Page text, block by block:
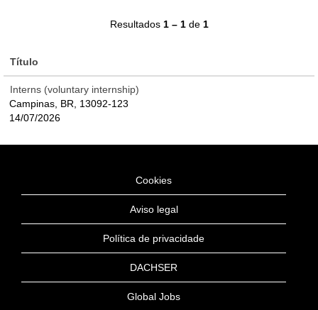
Resultados 1 – 1de 1
Título
Interns (voluntary internship)
Campinas, BR, 13092-123
14/07/2026
Cookies
Aviso legal
Política de privacidade
DACHSER
Global Jobs